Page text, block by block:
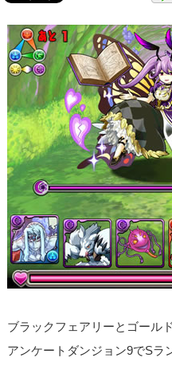
ブラックフェアリーとゴール
アンケートダンジョン9でSラ